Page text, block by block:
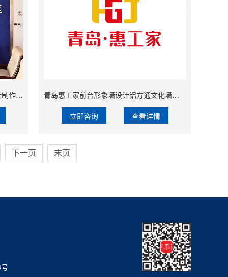
青岛反恐大数据情报会商区logo墙设计制作发泡板烤漆字制作 青岛惠工家前台形象墙设计铝方通文化墙装饰施工
立即咨询 查看详情
下一页 末页